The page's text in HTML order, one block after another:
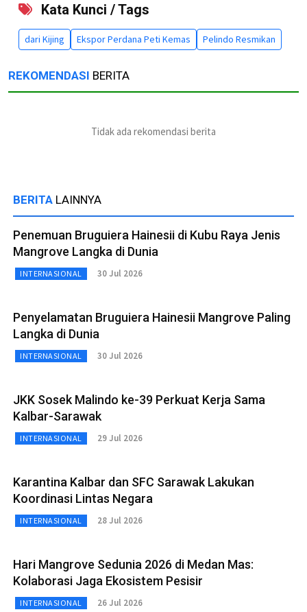
Kata Kunci / Tags
dari Kijing Ekspor Perdana Peti Kemas Pelindo Resmikan
REKOMENDASI BERITA
Tidak ada rekomendasi berita
BERITA LAINNYA
Penemuan Bruguiera Hainesii di Kubu Raya Jenis
Mangrove Langka di Dunia
INTERNASIONAL 30 Jul 2026
Penyelamatan Bruguiera Hainesii Mangrove Paling
Langka di Dunia
INTERNASIONAL 30 Jul 2026
JKK Sosek Malindo ke-39 Perkuat Kerja Sama
Kalbar-Sarawak
INTERNASIONAL 29 Jul 2026
Karantina Kalbar dan SFC Sarawak Lakukan
Koordinasi Lintas Negara
INTERNASIONAL 28 Jul 2026
Hari Mangrove Sedunia 2026 di Medan Mas:
Kolaborasi Jaga Ekosistem Pesisir
INTERNASIONAL 26 Jul 2026